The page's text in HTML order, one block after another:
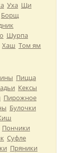
Уха Щи
Борщ
Шурпа
Хаш Том ям
Пицца
Кексы
Пирожное
Булочки
Пончики
Суфле
Пряники